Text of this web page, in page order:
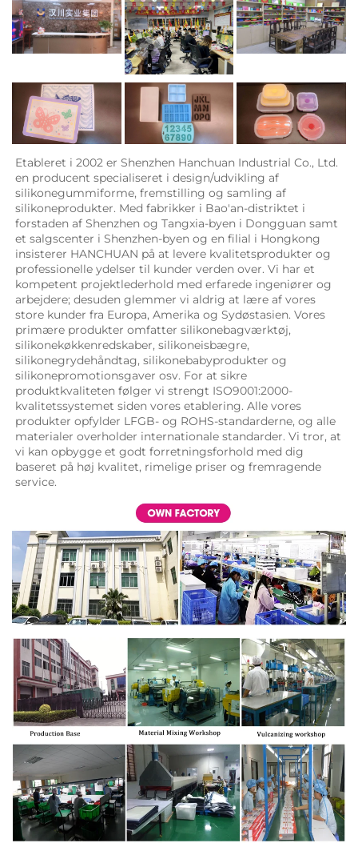
Etableret i 2002 er Shenzhen Hanchuan Industrial Co., Ltd.
en producent specialiseret i design/udvikling af
silikonegummiforme, fremstilling og samling af
silikoneprodukter. Med fabrikker i Bao'an-distriktet i
forstaden af Shenzhen og Tangxia-byen i Dongguan samt
et salgscenter i Shenzhen-byen og en filial i Hongkong
insisterer HANCHUAN på at levere kvalitetsprodukter og
professionelle ydelser til kunder verden over. Vi har et
kompetent projektlederhold med erfarede ingeniører og
arbejdere; desuden glemmer vi aldrig at lære af vores
store kunder fra Europa, Amerika og Sydøstasien. Vores
primære produkter omfatter silikonebagværktøj,
silikonekøkkenredskaber, silikoneisbægre,
silikonegrydehåndtag, silikonebabyprodukter og
silikonepromotionsgaver osv. For at sikre
produktkvaliteten følger vi strengt ISO9001:2000-
kvalitetssystemet siden vores etablering. Alle vores
produkter opfylder LFGB- og ROHS-standarderne, og alle
materialer overholder internationale standarder. Vi tror, at
vi kan opbygge et godt forretningsforhold med dig
baseret på høj kvalitet, rimelige priser og fremragende
service.